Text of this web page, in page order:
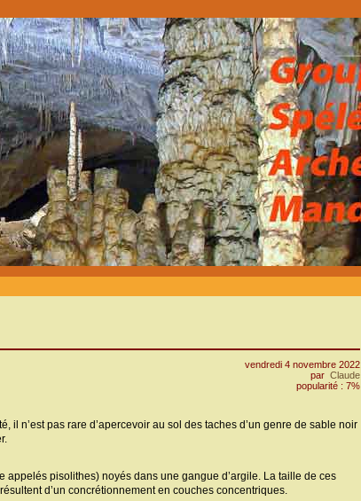
vendredi 4 novembre 2022
par Claude
popularité : 7%
il n’est pas rare d’apercevoir au sol des taches d’un genre de sable noir
pisolithes) noyés dans une gangue d’argile. La taille de ces
d’un concrétionnement en couches concentriques.